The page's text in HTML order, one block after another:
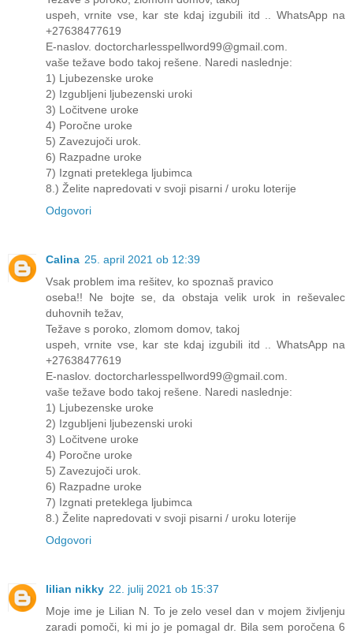
uspeh, vrnite vse, kar ste kdaj izgubili itd .. WhatsApp na
+27638477619
E-naslov. doctorcharlesspellword99@gmail.com.
vaše težave bodo takoj rešene. Naredi naslednje:
1) Ljubezenske uroke
2) Izgubljeni ljubezenski uroki
3) Ločitvene uroke
4) Poročne uroke
5) Zavezujoči urok.
6) Razpadne uroke
7) Izgnati preteklega ljubimca
8.) Želite napredovati v svoji pisarni / uroku loterije
Odgovori
Calina 25. april 2021 ob 12:39
Vsak problem ima rešitev, ko spoznaš pravico
oseba!! Ne bojte se, da obstaja velik urok in reševalec
duhovnih težav,
Težave s poroko, zlomom domov, takoj
uspeh, vrnite vse, kar ste kdaj izgubili itd .. WhatsApp na
+27638477619
E-naslov. doctorcharlesspellword99@gmail.com.
vaše težave bodo takoj rešene. Naredi naslednje:
1) Ljubezenske uroke
2) Izgubljeni ljubezenski uroki
3) Ločitvene uroke
4) Poročne uroke
5) Zavezujoči urok.
6) Razpadne uroke
7) Izgnati preteklega ljubimca
8.) Želite napredovati v svoji pisarni / uroku loterije
Odgovori
lilian nikky 22. julij 2021 ob 15:37
Moje ime je Lilian N. To je zelo vesel dan v mojem življenju
zaradi pomoči, ki mi jo je pomagal dr. Bila sem poročena 6